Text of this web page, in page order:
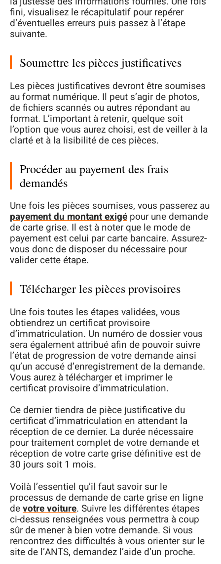
fini, visualisez le récapitulatif pour repérer
d’éventuelles erreurs puis passez à l’étape
suivante.
Soumettre les pièces justificatives
Les pièces justificatives devront être soumises
au format numérique. Il peut s’agir de photos,
de fichiers scannés ou autres répondant au
format. L’important à retenir, quelque soit
l’option que vous aurez choisi, est de veiller à la
clarté et à la lisibilité de ces pièces.
Procéder au payement des frais
demandés
Une fois les pièces soumises, vous passerez au
payement du montant exigé pour une demande
de carte grise. Il est à noter que le mode de
payement est celui par carte bancaire. Assurez-
vous donc de disposer du nécessaire pour
valider cette étape.
Télécharger les pièces provisoires
Une fois toutes les étapes validées, vous
obtiendrez un certificat provisoire
d’immatriculation. Un numéro de dossier vous
sera également attribué afin de pouvoir suivre
l’état de progression de votre demande ainsi
qu’un accusé d’enregistrement de la demande.
Vous aurez à télécharger et imprimer le
certificat provisoire d’immatriculation.
Ce dernier tiendra de pièce justificative du
certificat d’immatriculation en attendant la
réception de ce dernier. La durée nécessaire
pour traitement complet de votre demande et
réception de votre carte grise définitive est de
30 jours soit 1 mois.
Voilà l’essentiel qu’il faut savoir sur le
processus de demande de carte grise en ligne
devotre voiture. Suivre les différentes étapes
ci-dessus renseignées vous permettra à coup
sûr de mener à bien votre demande. Si vous
rencontrez des difficultés à vous orienter sur le
site de l’ANTS, demandez l’aide d’un proche.